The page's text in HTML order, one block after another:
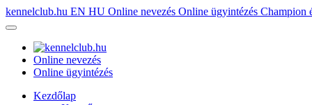
kennelclub.hu EN HU Online nevezés Online ügyintézés Champion
Online nevezés
Online ügyintézés
Kezdőlap